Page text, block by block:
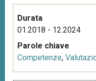
Durata
01.2018 - 12.2024
Parole chiave
Competenze,